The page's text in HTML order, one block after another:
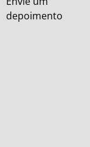
depoimento